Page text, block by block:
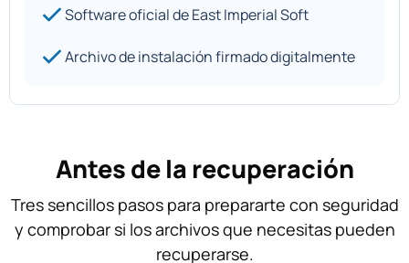
Software oficial de East Imperial Soft
Archivo de instalación firmado digitalmente
Antes de la recuperación
Tres sencillos pasos para prepararte con seguridad
y comprobar si los archivos que necesitas pueden
recuperarse.